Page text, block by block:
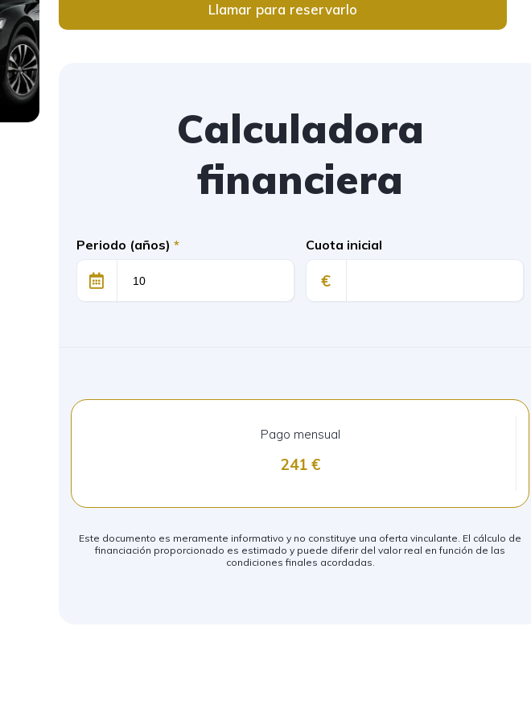
Llamar para reservarlo
Calculadora
financiera
Periodo (años)* Cuota inicial
Pago mensual
241
Este documento es meramente informativo y no constituye una oferta vinculante. El cálculo de
financiación proporcionado es estimado y puede diferir del valor real en función de las
condiciones finales acordadas.